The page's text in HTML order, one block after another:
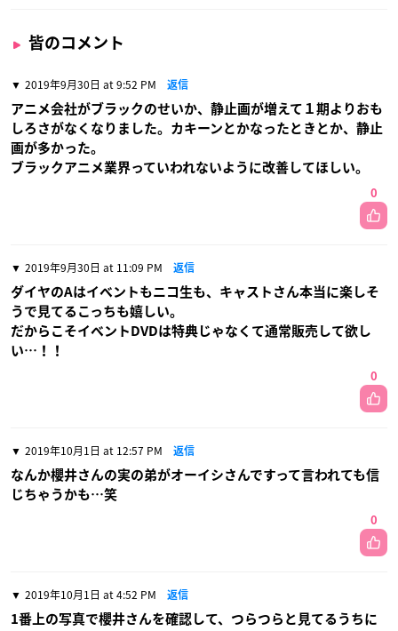
皆のコメント
2019年9月30日 at 9:52 PM 返信
アニメ会社がブラックのせいか、静止画が増えて１期よりおも
しろさがなくなりました。カキーンとかなったときとか、静止
画が多かった。
ブラックアニメ業界っていわれないように改善してほしい。
0
2019年9月30日 at 11:09 PM 返信
ダイヤのAはイベントもニコ生も、キャストさん本当に楽しそ
うで見てるこっちも嬉しい。
だからこそイベントDVDは特典じゃなくて通常販売して欲し
い…！！
0
2019年10月1日 at 12:57 PM 返信
なんか櫻井さんの実の弟がオーイシさんですって言われても信
じちゃうかも…笑
0
2019年10月1日 at 4:52 PM 返信
1番上の写真で櫻井さんを確認して、つらつらと見てるうちに